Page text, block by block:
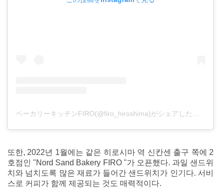
또한, 2022년 1월에는 같은 히로시마 역 신칸센 출구 쪽에 2
호점인 "Nord Sand Bakery FIRO "가 오픈했다. 과일 샌드위
치와 넘치도록 많은 재료가 들어간 샌드위치가 인기다. 서비
스로 커피가 함께 제공되는 것도 매력적이다.